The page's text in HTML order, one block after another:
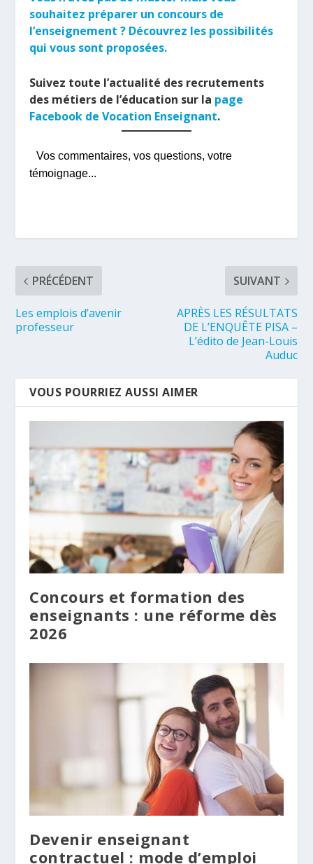
souhaitez préparer un concours de
l’enseignement ? Découvrez les possibilités
qui vous sont proposées.
Suivez toute l’actualité des recrutements
des métiers de l’éducation sur la page
Facebook de Vocation Enseignant.
Vos commentaires, vos questions, votre
témoignage...
PRÉCÉDENT
Les emplois d’avenir
professeur
SUIVANT
APRÈS LES RÉSULTATS
DE L’ENQUÊTE PISA –
L’édito de Jean-Louis
Auduc
VOUS POURRIEZ AUSSI AIMER
Concours et formation des
enseignants : une réforme dès
2026
Devenir enseignant
contractuel : mode d’emploi